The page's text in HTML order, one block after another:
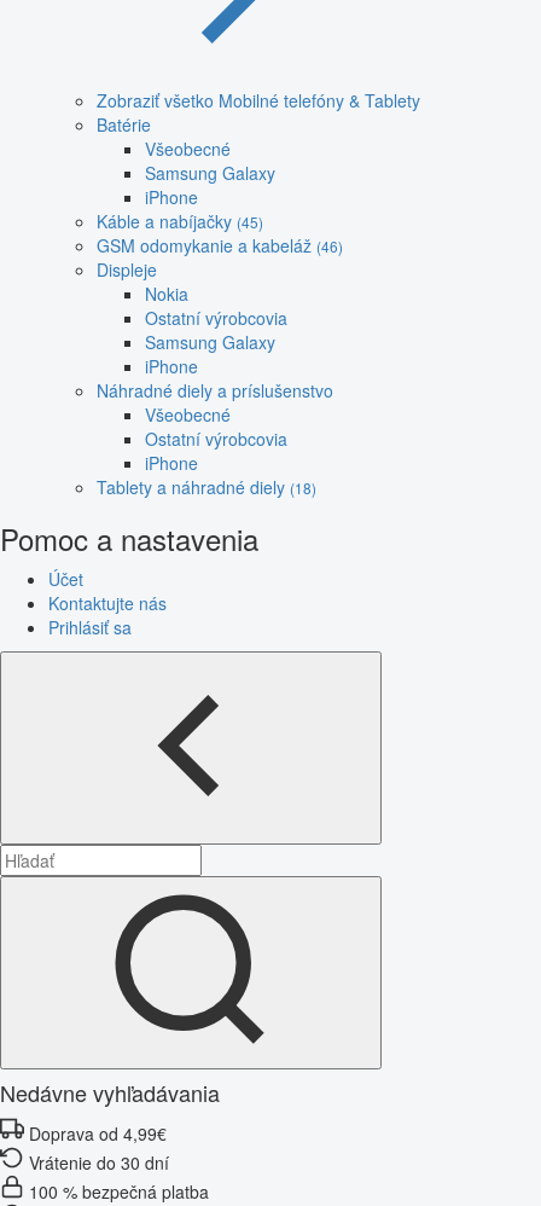
Zobraziť všetko Mobilné telefóny & Tablety
Batérie
Všeobecné
Samsung Galaxy
iPhone
Káble a nabíjačky (45)
GSM odomykanie a kabeláž (46)
Displeje
Nokia
Ostatní výrobcovia
Samsung Galaxy
iPhone
Náhradné diely a príslušenstvo
Všeobecné
Ostatní výrobcovia
iPhone
Tablety a náhradné diely (18)
Pomoc a nastavenia
Účet
Kontaktujte nás
Prihlásiť sa
Nedávne vyhľadávania
Doprava od 4,99€
Vrátenie do 30 dní
100 % bezpečná platba